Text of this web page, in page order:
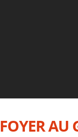
FOYER AU